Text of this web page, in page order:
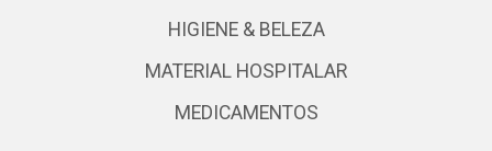
HIGIENE & BELEZA
MATERIAL HOSPITALAR
MEDICAMENTOS